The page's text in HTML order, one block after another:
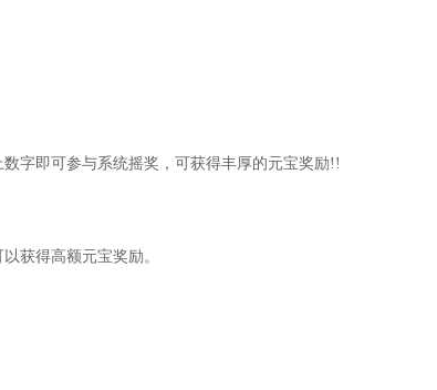
花齐放就好了，赌脸的别去了。
出3高大有人在。
兑换元宝好像是225元宝。很划算。
字即可参与系统摇奖，可获得丰厚的元宝奖励!!
获得高额元宝奖励。